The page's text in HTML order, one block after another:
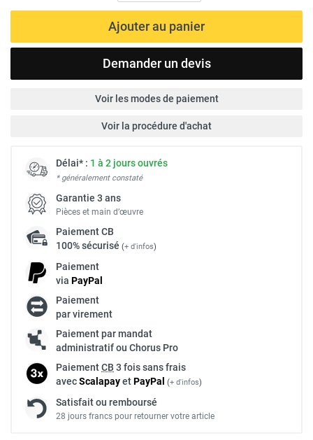
Ajouter au panier
Demander un devis
Voir les modes de paiement
Voir la procédure d'achat
Délai* : 1 à 2 jours ouvrés
* généralement constaté
Garantie 3 ans
Pièces et main d’œuvre
PaiementCB
100% sécurisé (+ d'infos)
Paiement
via PayPal
Paiement
par virement
Paiement par mandat
administratif ou Chorus Pro
PaiementCB 3 fois sans frais
avecScalapayetPayPal (+ d'infos)
Satisfait ou remboursé
28 jours francs pour retourner votre article